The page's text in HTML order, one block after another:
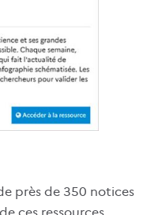
près de 350 notices